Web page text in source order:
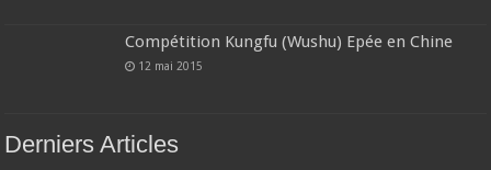
Compétition Kungfu (Wushu) Epée en Chine
12 mai 2015
Derniers Articles